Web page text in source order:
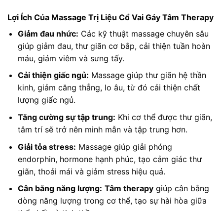
Lợi Ích Của Massage Trị Liệu Cổ Vai Gáy Tâm Therapy
Giảm đau nhức: Các kỹ thuật massage chuyên sâu
giúp giảm đau, thư giãn cơ bắp, cải thiện tuần hoàn
máu, giảm viêm và sưng tấy.
Cải thiện giấc ngủ: Massage giúp thư giãn hệ thần
kinh, giảm căng thẳng, lo âu, từ đó cải thiện chất
lượng giấc ngủ.
Tăng cường sự tập trung: Khi cơ thể được thư giãn,
tâm trí sẽ trở nên minh mẫn và tập trung hơn.
Giải tỏa stress: Massage giúp giải phóng
endorphin, hormone hạnh phúc, tạo cảm giác thư
giãn, thoải mái và giảm stress hiệu quả.
Cân bằng năng lượng: Tâm therapygiúp cân bằng
dòng năng lượng trong cơ thể, tạo sự hài hòa giữa